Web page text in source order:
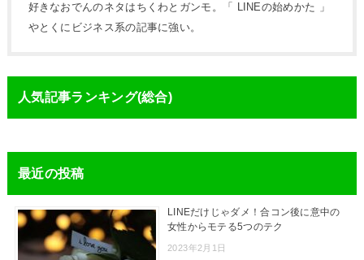
好きなおでんのネタはちくわとガンモ。「 LINEの始めかた 」
やとくにビジネス系の記事に強い。
人気記事ランキング(総合)
最近の投稿
LINEだけじゃダメ！合コン後に意中の
女性からモテる5つのテク
2023年2月1日